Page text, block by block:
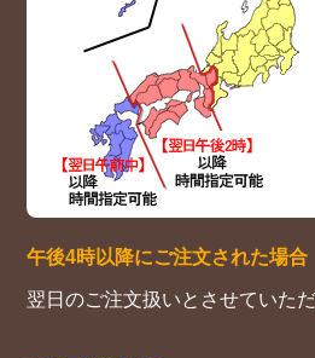
午後4時以降にご注文された場合
翌日のご注文扱いとさせていただ